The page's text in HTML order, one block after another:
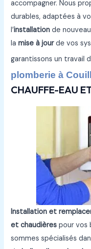
accompagner. Nous
durables, adaptées à
l’installation de
lamise à jourde vos
garantissons un travail
plomberie à
CHAUFFE-EAU
Installation et
et chaudières pour vos
sommes spécialisés